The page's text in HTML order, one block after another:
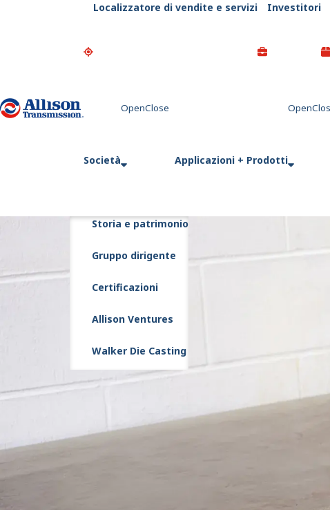
Go Home
Localizzatore di vendite e servizi Investitori
Società
Storia e patrimonio
Gruppo dirigente
Certificazioni
Allison Ventures
Walker Die Casting
Applicazioni + Prodotti